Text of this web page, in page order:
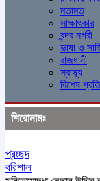
মতামত
সাক্ষাৎকার
বন্দর নগরী
ভাষা ও
রাজধানী
স্বাস্থ্য
বিশেষ
শিরোনামঃ
প্রচ্ছদ
বরিশাল